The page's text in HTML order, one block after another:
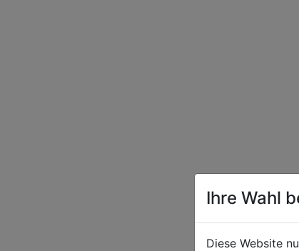
Ihre Wahl
Diese Website